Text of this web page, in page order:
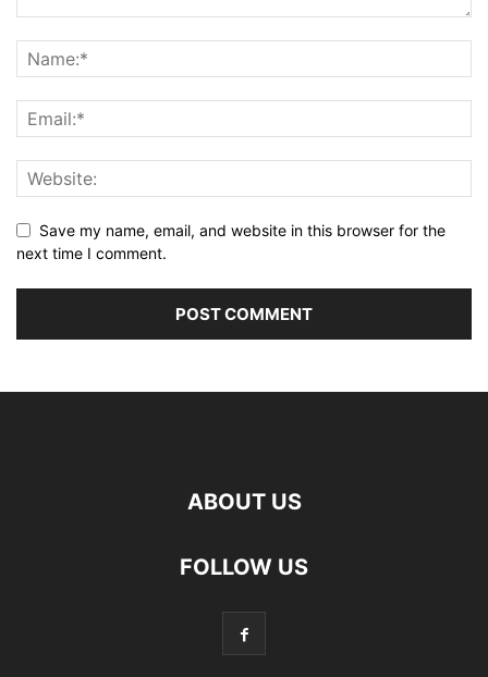
Save my name, email, and website in this browser for the
next time I comment.
ABOUT US
FOLLOW US